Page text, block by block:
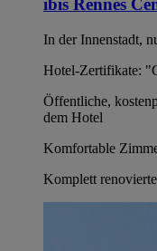
ibis Rennes
In der Innenstadt,
Hotel-Zertifikate:
Öffentliche,
dem Hotel
Komfortable
Komplett